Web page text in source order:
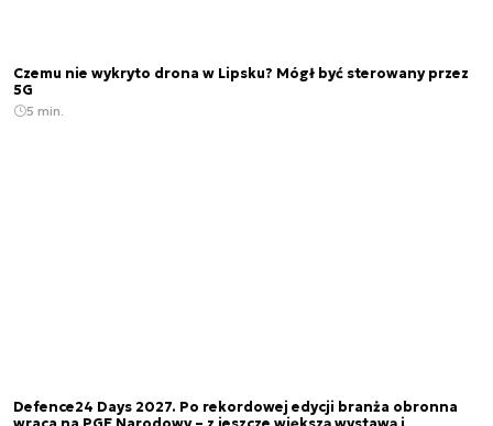
Czemu nie wykryto drona w Lipsku? Mógł być sterowany przez
5G
5 min.
Defence24 Days 2027. Po rekordowej edycji branża obronna